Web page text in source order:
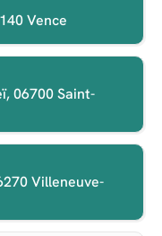
Vence
06700 Saint-
Villeneuve-